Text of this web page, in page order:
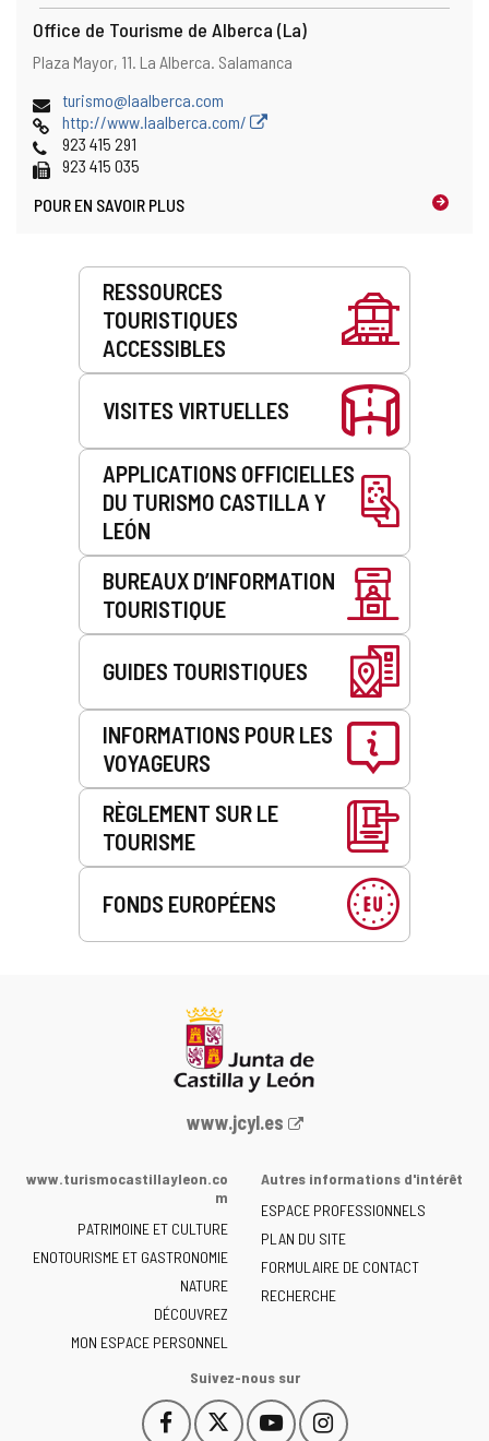
Office de Tourisme de Alberca (La)
Adresse
Adresse
Plaza Mayor, 11. La Alberca. Salamanca
Adresse
de
courrier
électronique
turismo@laalberca.com
Page
Web
http://www.laalberca.com/
Téléphones
923 415 291
Fax 923 415 035
POUR EN SAVOIR PLUS
Prestations
RESSOURCES
TOURISTIQUES
ACCESSIBLES
VISITES VIRTUELLES
APPLICATIONS OFFICIELLES
DU TURISMO CASTILLA Y
LEÓN
BUREAUX D’INFORMATION
TOURISTIQUE
GUIDES TOURISTIQUES
INFORMATIONS POUR LES
VOYAGEURS
RÈGLEMENT SUR LE
TOURISME
FONDS EUROPÉENS
Portail
la
de
Castilla
y
León
-
www.jcyl.es
www.turismocastillayleon.co
m
PATRIMOINE ET CULTURE
ENOTOURISME ET GASTRONOMIE
NATURE
DÉCOUVREZ
MON ESPACE PERSONNEL
Autres informations d'intérêt
ESPACE PROFESSIONNELS
PLAN DU SITE
FORMULAIRE DE CONTACT
RECHERCHE
Suivez-nous sur
Facebook
Este Este
YouTube
Este
Instagram
Este